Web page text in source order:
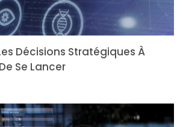
Décisions Stratégiques À
Se Lancer